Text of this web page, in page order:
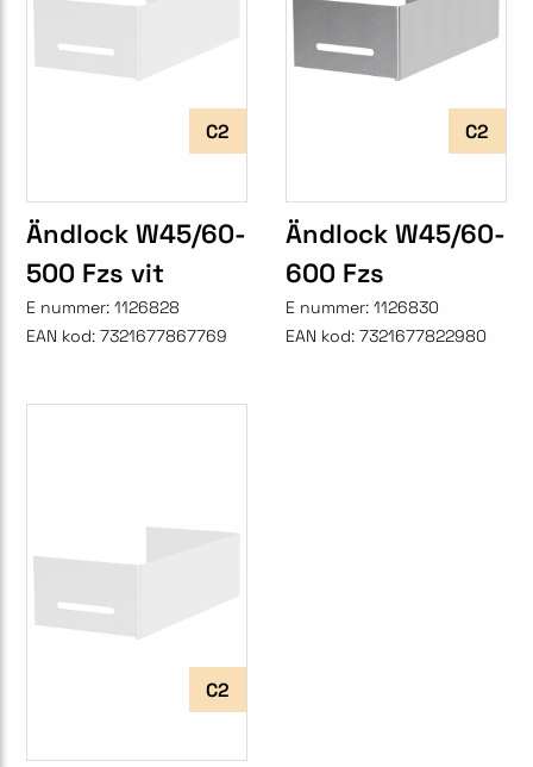
C2
Ändlock W45/60-
500 Fzs vit
E nummer: 1126828
EAN kod: 7321677867769
C2
Ändlock W45/60-
600 Fzs
E nummer: 1126830
EAN kod: 7321677822980
C2